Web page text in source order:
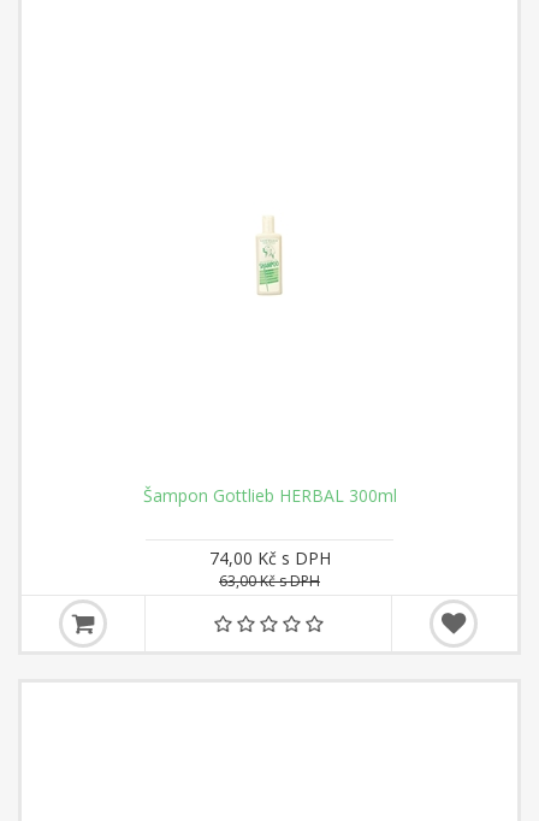
Šampon Gottlieb HERBAL 300ml
74,00 Kč s DPH
63,00 Kč s DPH